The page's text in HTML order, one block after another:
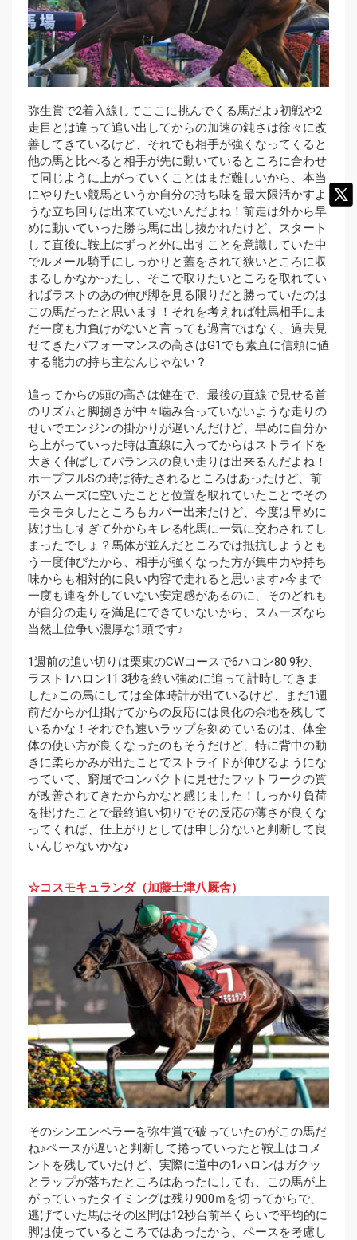
弥生賞で2着入線してここに挑んでくる馬だよ♪初戦や2
走目とは違って追い出してからの加速の鈍さは徐々に改
善してきているけど、それでも相手が強くなってくると
他の馬と比べると相手が先に動いているところに合わせ
て同じように上がっていくことはまだ難しいから、本当
にやりたい競馬というか自分の持ち味を最大限活かすよ
うな立ち回りは出来ていないんだよね！前走は外から早
めに動いていった勝ち馬に出し抜かれたけど、スタート
して直後に鞍上はずっと外に出すことを意識していた中
でルメール騎手にしっかりと蓋をされて狭いところに収
まるしかなかったし、そこで取りたいところを取れてい
ればラストのあの伸び脚を見る限りだと勝っていたのは
この馬だったと思います！それを考えれば牡馬相手にま
だ一度も力負けがないと言っても過言ではなく、過去見
せてきたパフォーマンスの高さはG1でも素直に信頼に値
する能力の持ち主なんじゃない？
追ってからの頭の高さは健在で、最後の直線で見せる首
のリズムと脚捌きが中々噛み合っていないような走りの
せいでエンジンの掛かりが遅いんだけど、早めに自分か
ら上がっていった時は直線に入ってからはストライドを
大きく伸ばしてバランスの良い走りは出来るんだよね！
ホープフルSの時は待たされるところはあったけど、前
がスムーズに空いたことと位置を取れていたことでその
モタモタしたところもカバー出来たけど、今度は早めに
抜け出しすぎて外からキレる牝馬に一気に交わされてし
まったでしょ？馬体が並んだところでは抵抗しようとも
う一度伸びたから、相手が強くなった方が集中力や持ち
味からも相対的に良い内容で走れると思います♪今まで
一度も連を外していない安定感があるのに、そのどれも
が自分の走りを満足にできていないから、スムーズなら
当然上位争い濃厚な1頭です♪
1週前の追い切りは栗東のCWコースで6ハロン80.9秒、
ラスト1ハロン11.3秒を終い強めに追って計時してきま
した♪この馬にしては全体時計が出ているけど、まだ1週
前だからか仕掛けてからの反応には良化の余地を残して
いるかな！それでも速いラップを刻めているのは、体全
体の使い方が良くなったのもそうだけど、特に背中の動
きに柔らかみが出たことでストライドが伸びるようにな
っていて、窮屈でコンパクトに見せたフットワークの質
が改善されてきたからかなと感じました！しっかり負荷
を掛けたことで最終追い切りでその反応の薄さが良くな
ってくれば、仕上がりとしては申し分ないと判断して良
いんじゃないかな♪
☆コスモキュランダ（加藤士津八厩舎）
そのシンエンペラーを弥生賞で破っていたのがこの馬だ
ね♪ペースが遅いと判断して捲っていったと鞍上はコメ
ントを残していたけど、実際に道中の1ハロンはガクッ
とラップが落ちたところはあったにしても、この馬が上
がっていったタイミングは残り900ｍを切ってからで、
逃げていた馬はその区間は12秒台前半くらいで平均的に
脚は使っているところではあったから、ペースを考慮し